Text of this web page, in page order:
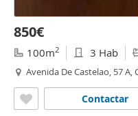
850€
100m2 3 Hab
Avenida De Castelao, 57 A,
Contactar